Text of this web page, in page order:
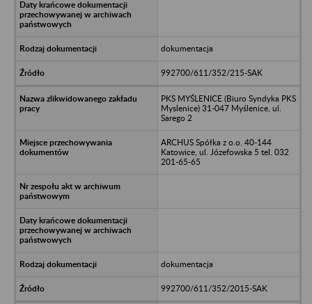
dokumentacja
992700/611/352/215-SAK
PKS MYŚLENICE (Biuro Syndyka PKS
Myslenice) 31-047 Myślenice, ul.
Sarego 2
ARCHUS Spółka z o.o. 40-144
Katowice, ul. Józefowska 5 tel. 032
201-65-65
dokumentacja
992700/611/352/2015-SAK